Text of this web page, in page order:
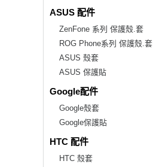
ASUS 配件
ZenFone 系列 保護殼.套
ROG Phone系列 保護殼.套
ASUS 殼套
ASUS 保護貼
Google配件
Google殼套
Google保護貼
HTC 配件
HTC 殼套